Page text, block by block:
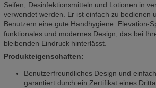
Seifen, Desinfektionsmitteln und Lotionen in
verwendet werden. Er ist einfach zu bedienen
Benutzern eine gute Handhygiene. Elevation-
funktionales und modernes Design, das bei
bleibenden Eindruck hinterlässt.
Produkteigenschaften:
Benutzerfreundliches Design und
garantiert durch ein Zertifikat eines